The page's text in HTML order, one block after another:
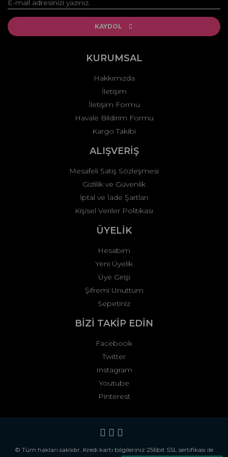
Ürün resmi kalitesiz, bozuk veya görüntülenemiyor.
Ürün açıklamasında eksik bilgiler bulunuyor.
Ürün fiyatı diğer sitelerden daha pahalı.
Gönder
KAYDOL
KURUMSAL
Hakkımızda
İletişim
İletişim Formu
Havale Bildirim Formu
Kargo Takibi
ALIŞVERİŞ
Mesafeli Satış Sözleşmesi
Gizlilik ve Güvenlik
İptal ve İade Şartları
Kişisel Veriler Politikası
ÜYELİK
Hesabım
Yeni Üyelik
Üye Girişi
Şifremi Unuttum
Sepetiniz
BİZİ TAKİP EDİN
Facebook
Twitter
Instagram
Youtube
Pinterest
© Tüm hakları saklıdır. Kredi kartı bilgileriniz 256bit SSL sertifikası ile